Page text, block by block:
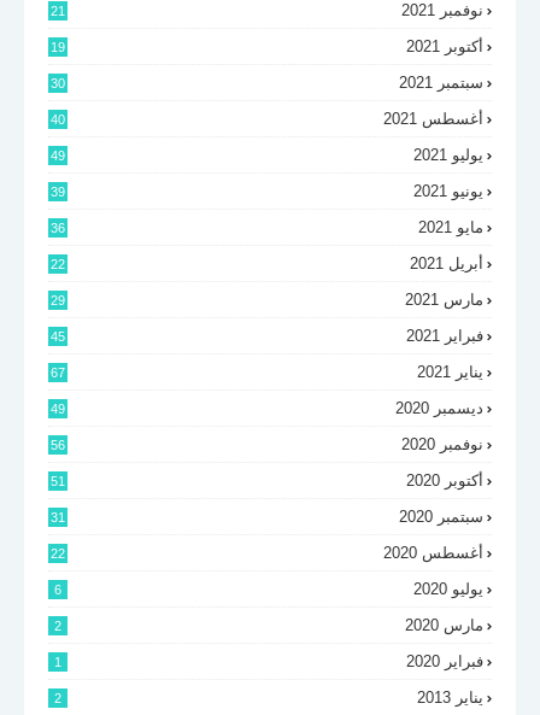
نوفمبر 2021 21
أكتوبر 2021 19
سبتمبر 2021 30
أغسطس 2021 40
يوليو 2021 49
يونيو 2021 39
مايو 2021 36
أبريل 2021 22
مارس 2021 29
فبراير 2021 45
يناير 2021 67
ديسمبر 2020 49
نوفمبر 2020 56
أكتوبر 2020 51
سبتمبر 2020 31
أغسطس 2020 22
يوليو 2020 6
مارس 2020 2
فبراير 2020 1
يناير 2013 2